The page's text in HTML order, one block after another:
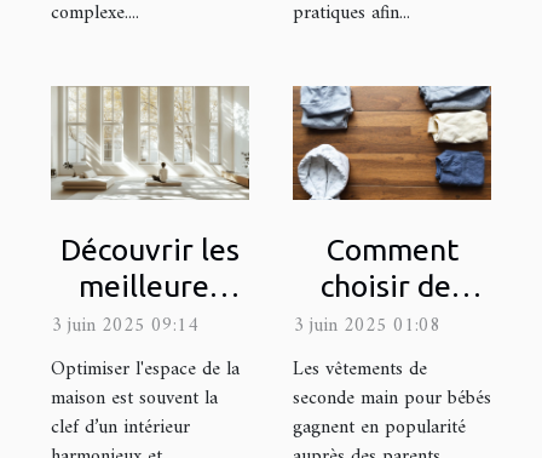
complexe....
pratiques afin...
Découvrir les
meilleures
méthodes
pour
optimiser
l'espace de
3 juin 2025 09:14
Optimiser l'espace de la
maison est souvent la
clef d’un intérieur
Comment
choisir des
vêtements de
seconde main
pour bébés
3 juin 2025 01:08
Les vêtements de
seconde main pour bébés
gagnent en popularité